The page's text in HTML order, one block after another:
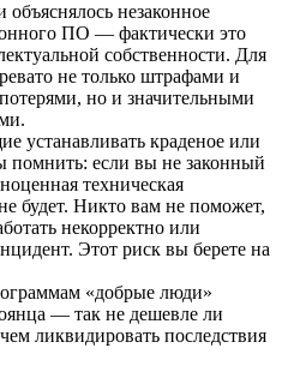
незаконное
ПО — фактически это
собственности. Для
не только штрафами и
но и значительными
устанавливать краденое или
если вы не законный
техническая
будет. Никто вам не поможет,
некорректно или
Этот риск вы берете на
«добрые люди»
— так не дешевле ли
ликвидировать последствия